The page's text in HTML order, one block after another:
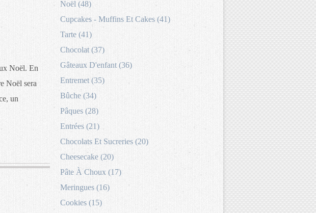
Noël. En
Noël sera
un
Noël (48)
Cupcakes - Muffins Et Cakes (41)
Tarte (41)
Chocolat (37)
Gâteaux D'enfant (36)
Entremet (35)
Bûche (34)
Pâques (28)
Entrées (21)
Chocolats Et Sucreries (20)
Cheesecake (20)
Pâte À Choux (17)
Meringues (16)
Cookies (15)